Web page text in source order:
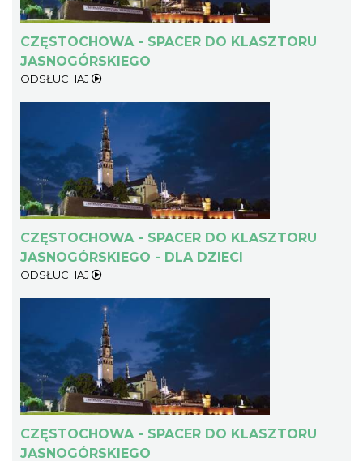
CZĘSTOCHOWA - SPACER DO KLASZTORU
JASNOGÓRSKIEGO
ODSŁUCHAJ
CZĘSTOCHOWA - SPACER DO KLASZTORU
JASNOGÓRSKIEGO - DLA DZIECI
ODSŁUCHAJ
CZĘSTOCHOWA - SPACER DO KLASZTORU
JASNOGÓRSKIEGO